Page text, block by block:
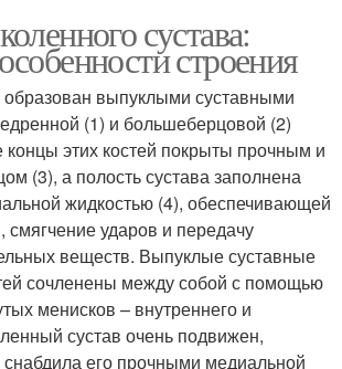
сустава:
строения
образован выпуклыми суставными
(1) и большеберцовой (2)
концы этих костей покрыты прочным и
(3), а полость сустава заполнена
жидкостью (4), обеспечивающей
смягчение ударов и передачу
веществ. Выпуклые суставные
сочленены между собой с помощью
менисков – внутреннего и
сустав очень подвижен,
его прочными медиальной